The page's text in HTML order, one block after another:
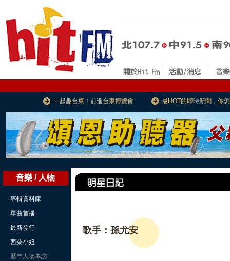
一起趣台東！前進台東博覽會 最HOT的即時新聞，你
音樂 / 人物
專輯資料庫
單曲首播
最新發行
西朵小姐
歷年人物專訪
歌手：孫尤安